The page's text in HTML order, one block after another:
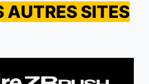
AUTRES SITES